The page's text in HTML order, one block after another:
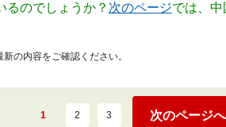
るのでしょうか？ 次のページでは、中
の内容をご確認ください。
1 2 3 次のページへ